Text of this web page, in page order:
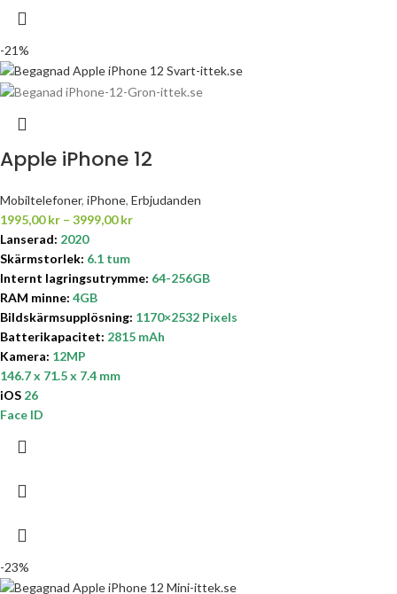
-21%
Apple iPhone 12
Mobiltelefoner, iPhone, Erbjudanden
1995,00kr – 3999,00kr
Lanserad: 2020
Skärmstorlek: 6.1 tum
Internt lagringsutrymme: 64-256GB
RAM minne: 4GB
Bildskärmsupplösning: 1170×2532 Pixels
Batterikapacitet: 2815 mAh
Kamera: 12MP
146.7 x 71.5 x 7.4 mm
iOS 26
Face ID
-23%